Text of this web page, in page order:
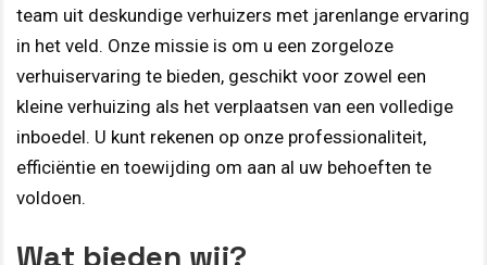
team uit deskundige verhuizers met jarenlange ervaring
in het veld. Onze missie is om u een zorgeloze
verhuiservaring te bieden, geschikt voor zowel een
kleine verhuizing als het verplaatsen van een volledige
inboedel. U kunt rekenen op onze professionaliteit,
efficiëntie en toewijding om aan al uw behoeften te
voldoen.
Wat bieden wij?